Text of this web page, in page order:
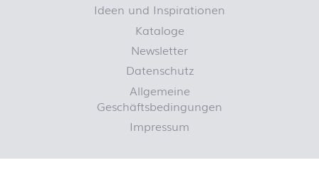
Ideen und Inspirationen
Kataloge
Newsletter
Datenschutz
Allgemeine
Geschäftsbedingungen
Impressum